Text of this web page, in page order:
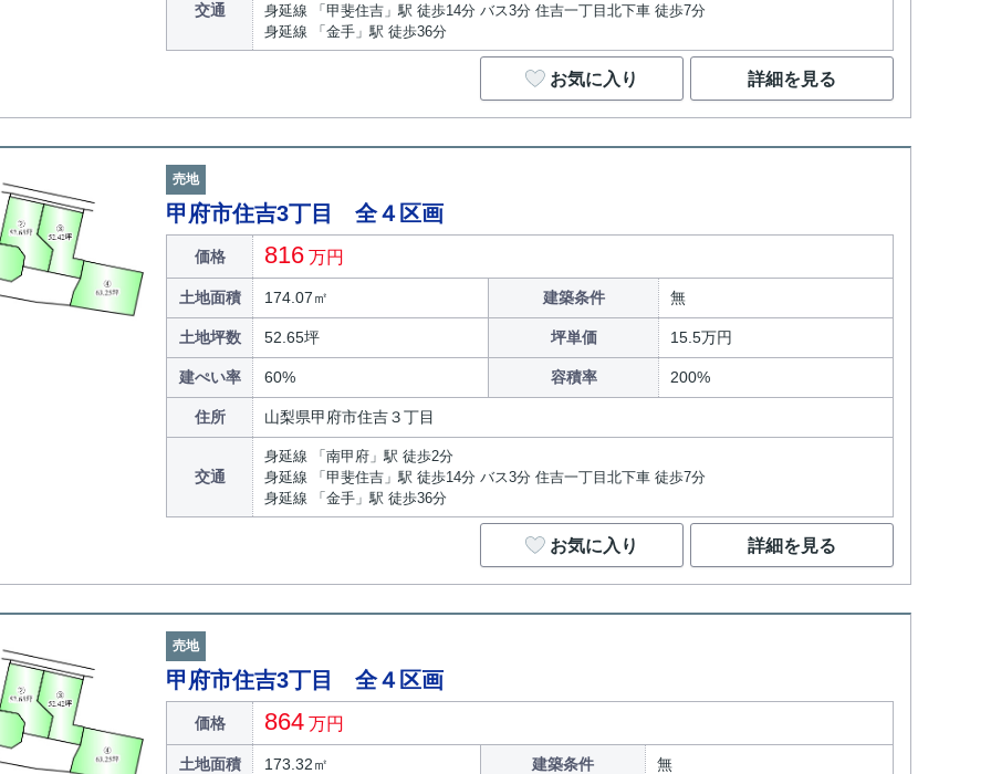
交通
身延線 「甲斐住吉」駅 徒歩14分 バス3分 住吉一丁目北下車 徒歩7分
身延線 「金手」駅 徒歩36分
お気に入り 詳細を見る
売地
甲府市住吉3丁目 全４区画
価格 816 万円
土地面積 174.07㎡ 建築条件 無
土地坪数 52.65坪 坪単価 15.5万円
建ぺい率 60% 容積率 200%
住所 山梨県甲府市住吉３丁目
交通
身延線 「南甲府」駅 徒歩2分
身延線 「甲斐住吉」駅 徒歩14分 バス3分 住吉一丁目北下車 徒歩7分
身延線 「金手」駅 徒歩36分
お気に入り 詳細を見る
売地
甲府市住吉3丁目 全４区画
価格 864 万円
土地面積 173.32㎡ 建築条件 無